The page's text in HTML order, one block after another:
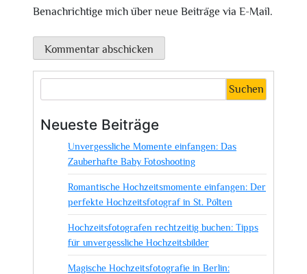
Benachrichtige mich über neue Beiträge via E-Mail.
Suchen
Neueste Beiträge
Unvergessliche Momente einfangen: Das
Zauberhafte Baby Fotoshooting
Romantische Hochzeitsmomente einfangen: Der
perfekte Hochzeitsfotograf in St. Pölten
Hochzeitsfotografen rechtzeitig buchen: Tipps
für unvergessliche Hochzeitsbilder
Magische Hochzeitsfotografie in Berlin: